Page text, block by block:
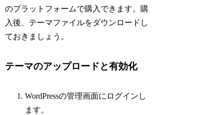
のプラットフォームで購入できます。購
入後、テーマファイルをダウンロードし
ておきましょう。
テーマのアップロードと有効化
WordPressの管理画面にログインし
ます。